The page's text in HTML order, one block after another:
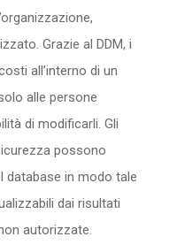
Grazie al DDM, i
all’interno di un
alle persone
di modificarli. Gli
possono
database in modo tale
dai risultati
autorizzate.